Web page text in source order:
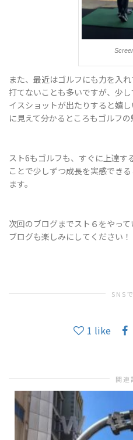
また、最近はゴルフにも力を入
打てないことも多いですが、少
イスショットが出たりすると嬉
に見えて分かるところもゴルフの
スト6もゴルフも、すぐに上達す
ことで少しずつ成長を実感でき
ます。
次回のブログまでスト６をやっ
ブログも楽しみにしてください！
SNS
1 like
関連